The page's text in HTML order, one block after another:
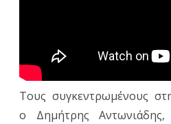
Τους συγκεντρωμένους
ο Δημήτρης